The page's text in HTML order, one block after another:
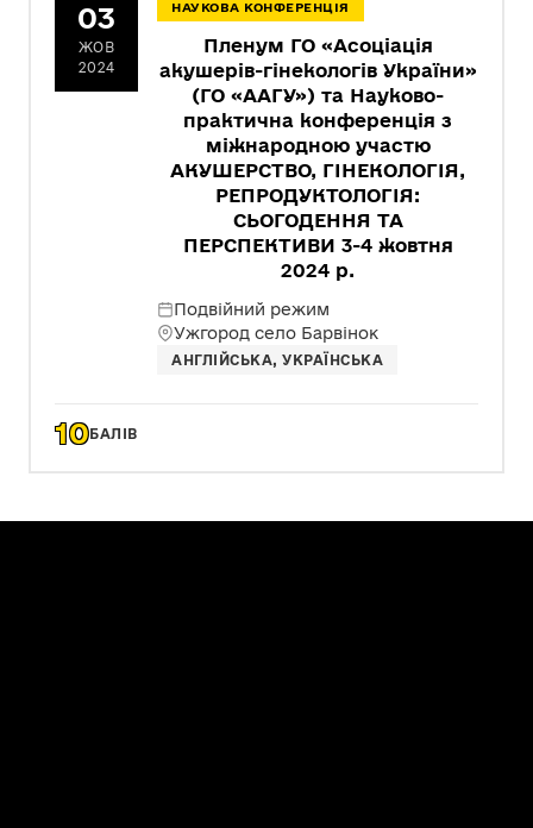
03
ЖОВ
2024
НАУКОВА КОНФЕРЕНЦІЯ
Пленум ГО «Асоціація
акушерів-гінекологів України»
(ГО «ААГУ») та Науково-
практична конференція з
міжнародною участю
АКУШЕРСТВО, ГІНЕКОЛОГІЯ,
РЕПРОДУКТОЛОГІЯ:
СЬОГОДЕННЯ ТА
ПЕРСПЕКТИВИ 3-4 жовтня
2024 р.
Подвійний режим
Ужгород село Барвінок
АНГЛІЙСЬКА, УКРАЇНСЬКА
10БАЛІВ